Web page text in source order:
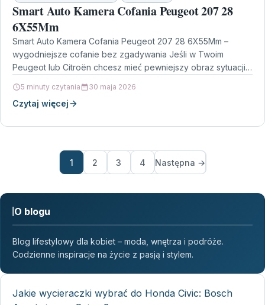
Smart Auto Kamera Cofania Peugeot 207 28
6X55Mm
Smart Auto Kamera Cofania Peugeot 207 28 6X55Mm –
wygodniejsze cofanie bez zgadywania Jeśli w Twoim
Peugeot lub Citroën chcesz mieć pewniejszy obraz sytuacji…
5 minuty czytania 30 maja 2026
Czytaj więcej
1 2 3 4 Następna →
O blogu
Blog lifestylowy dla kobiet – moda, wnętrza i podróże.
Codzienne inspiracje na życie z pasją i stylem.
Jakie wycieraczki wybrać do Honda Civic: Bosch